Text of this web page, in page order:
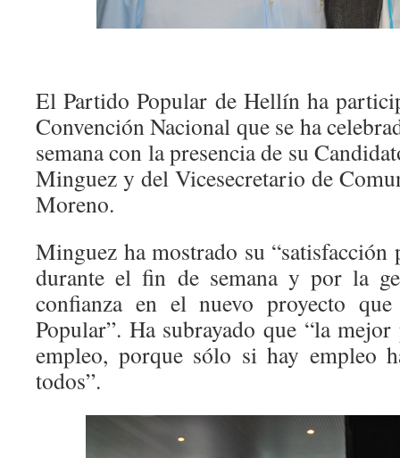
El Partido Popular de Hellín ha
Convención Nacional que se ha
semana con la presencia de su
Minguez y del Vicesecretario de
Moreno.
Minguez ha mostrado su
durante el fin de semana y por la
confianza en el nuevo proyecto
Popular”. Ha subrayado que “la
empleo, porque sólo si hay empleo
todos”.